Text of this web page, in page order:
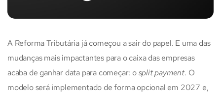
A Reforma Tributária já começou a sair do papel. E uma das
mudanças mais impactantes para o caixa das empresas
acaba de ganhar data para começar: osplit payment. O
modelo será implementado de forma opcional em 2027 e,